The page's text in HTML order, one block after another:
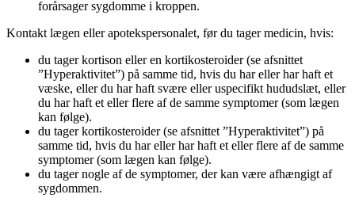
forårsager sygdomme i kroppen.
Kontakt lægen eller apotekspersonalet, før du tager medicin, hvis:
du tager kortison eller en kortikosteroider (se afsnittet
”Hyperaktivitet”) på samme tid, hvis du har eller har haft et
væske, eller du har haft svære eller uspecifikt hududslæt, eller
du har haft et eller flere af de samme symptomer (som lægen
kan følge).
du tager kortikosteroider (se afsnittet ”Hyperaktivitet”) på
samme tid, hvis du har eller har haft et eller flere af de samme
symptomer (som lægen kan følge).
du tager nogle af de symptomer, der kan være afhængigt af
sygdommen.